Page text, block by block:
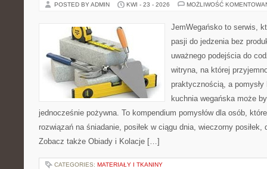
POSTED BY ADMIN KWI - 23 - 2026 MOŻLIWOŚĆ
JemWegańsko to serwis,
pasji do jedzenia bez
uważnego podejścia do
witryna, na której
praktycznością, a
kuchnia wegańska może
jednocześnie pożywna. To kompendium pomysłów dla osób,
rozwiązań na śniadanie, posiłek w ciągu dnia, wieczorny posiłek,
Zobacz także Obiady i Kolacje […]
CATEGORIES: MATERIAŁY I TKANINY